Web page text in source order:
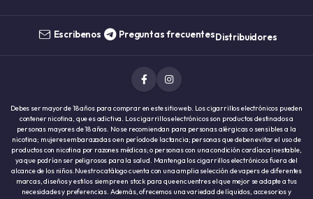
Escribenos Preguntas frecuentesDistribuidores
Debes ser mayor de 18 años para comprar en este sitio web. Los cigarrillos electrónicos pueden
contener nicotina, que es adictiva. Los cigarrillos electrónicos son productos destinados a
personas mayores de 18 años. No se recomiendan para personas alérgicas o sensibles a la
nicotina; mujeres embarazadas o en período de lactancia; personas que deben evitar el uso de
productos con nicotina por razones médicas; o personas con una condición cardíaca inestable,
ya que podrían ser peligrosos para la salud. Mantenga los cigarrillos electrónicos fuera del
alcance de los niños.Nuestro catálogo cuenta con una amplia selección de vapers de diferentes
marcas, diseños y estilos siempre en stock para que encuentres el que mejor se adapte a tus
necesidades y preferencias. Además, ofrecemos una variedad de líquidos, accesorios y